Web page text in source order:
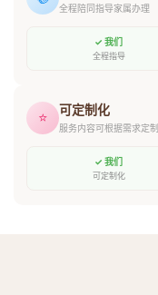
全程陪同指导家属办理
✓ 我们
全程指导
⭐ 可定制化
服务内容可根据需求定制
✓ 我们
可定制化